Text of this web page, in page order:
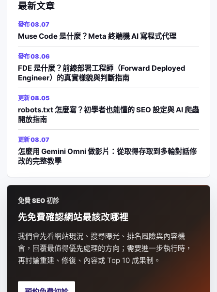
最新文章
發布 08.07
Muse Code 是什麼？Meta 終端機 AI 寫程式代理
發布 08.06
FDE 是什麼？前線部署工程師（Forward Deployed
Engineer）的真實樣貌與判斷指南
更新 08.05
robots.txt 怎麼寫？初學者也能懂的 SEO 設定與 AI 爬蟲
開放指南
更新 08.07
怎麼用 Gemini Omni 做影片：從取得存取到多輪對話修
改的完整教學
免費 SEO 初診
先免費確認網站最該改哪裡
我們會先看網站現況、搜尋曝光、排名風險與內容機
會，回覆最值得優先處理的方向；需要進一步執行時，
再討論重建、修復、內容或 Top 10 成果制。